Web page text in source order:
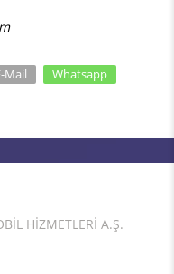
Mail Whatsapp
HİZMETLERİ A.Ş.